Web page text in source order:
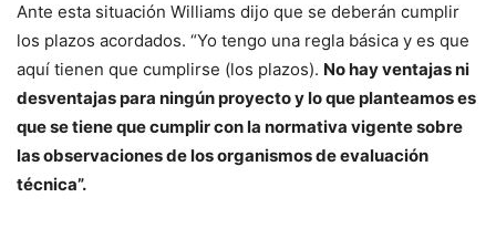
Ante esta situación Williams dijo que se deberán cumplir
los plazos acordados. “Yo tengo una regla básica y es que
aquí tienen que cumplirse (los plazos). No hay ventajas ni
desventajas para ningún proyecto y lo que planteamos es
que se tiene que cumplir con la normativa vigente sobre
las observaciones de los organismos de evaluación
técnica”.